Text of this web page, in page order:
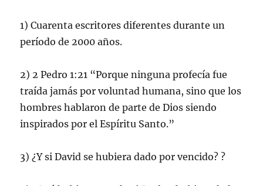
1) Cuarenta escritores diferentes durante un
período de 2000 años.
2) 2 Pedro 1:21 “Porque ninguna profecía fue
traída jamás por voluntad humana, sino que los
hombres hablaron de parte de Dios siendo
inspirados por el Espíritu Santo.”
3) ¿Y si David se hubiera dado por vencido? ?